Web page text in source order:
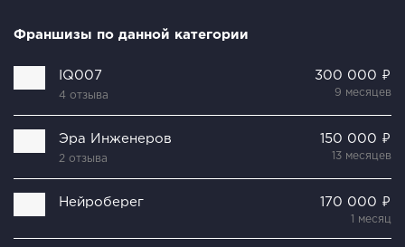
Франшизы по данной категории
IQ007
4 отзыва
300 000 ₽
9 месяцев
Эра Инженеров
2 отзыва
150 000 ₽
13 месяцев
Нейроберег 170 000 ₽
1 месяц